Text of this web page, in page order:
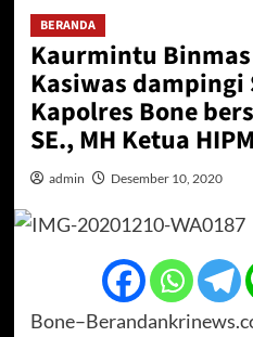
BERANDA
Kaurmintu
Kasiwas
Kapolres Bone
SE., MH Ketua
admin Desember 10, 2020